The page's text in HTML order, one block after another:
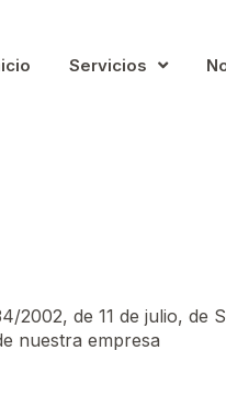
Servicios
de 11 de julio, de
nuestra empresa